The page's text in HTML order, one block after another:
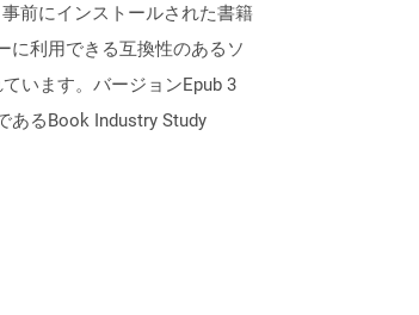
前にインストールされた書籍
に利用できる互換性のあるソ
います。バージョンEpub 3
あるBook Industry Study